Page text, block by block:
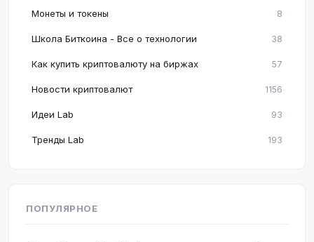
Монеты и токены 8
Школа Биткоина - Все о технологии 38
Как купить криптовалюту на биржах 57
Новости криптовалют 1156
Идеи Lab 93
Тренды Lab 193
ПОПУЛЯРНОЕ